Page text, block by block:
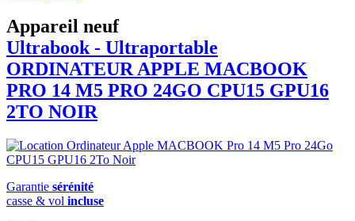
Appareil neuf
Ultrabook - Ultraportable
ORDINATEUR APPLE MACBOOK
PRO 14 M5 PRO 24GO CPU15 GPU16
2TO NOIR
Garantie sérénité
casse & vol incluse